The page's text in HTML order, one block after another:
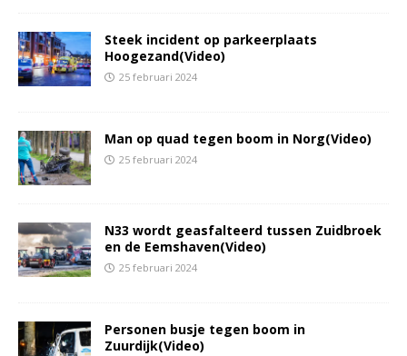
Steek incident op parkeerplaats
Hoogezand(Video)
25 februari 2024
Man op quad tegen boom in Norg(Video)
25 februari 2024
N33 wordt geasfalteerd tussen Zuidbroek
en de Eemshaven(Video)
25 februari 2024
Personen busje tegen boom in
Zuurdijk(Video)